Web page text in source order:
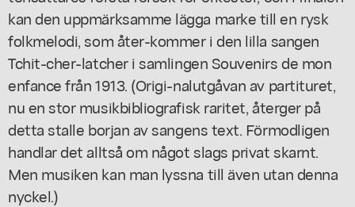
kan den uppmärksamme lägga marke till en rysk
folkmelodi, som åter-kommer i den lilla sangen
Tchit-cher-latcher i samlingen Souvenirs de mon
enfance från 1913. (Origi-nalutgåvan av partituret,
nu en stor musikbibliografisk raritet, återger på
detta stalle borjan av sangens text. Förmodligen
handlar det alltså om något slags privat skarnt.
Men musiken kan man lyssna till även utan denna
nyckel.)